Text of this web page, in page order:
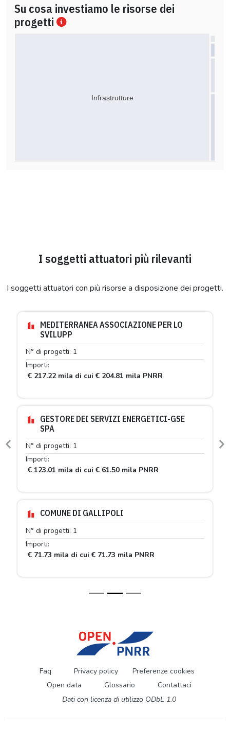
Su cosa investiamo le risorse dei
progetti
Infrastrutture
I soggetti attuatori più rilevanti
I soggetti attuatori con più risorse a disposizione dei progetti.
MEDITERRANEA ASSOCIAZIONE PER LO
SVILUPP
N° di progetti: 1
Importi:
€ 217.22 mila di cui € 204.81 mila PNRR
GESTORE DEI SERVIZI ENERGETICI-GSE
SPA
N° di progetti: 1
Importi:
€ 123.01 mila di cui € 61.50 mila PNRR
COMUNE DI GALLIPOLI
N° di progetti: 1
Importi:
€ 71.73 mila di cui € 71.73 mila PNRR
Previous
Faq Privacy policy
Preferenze cookies
Open data
Glossario
Contattaci
Dati con licenza di utilizzo ODbL 1.0